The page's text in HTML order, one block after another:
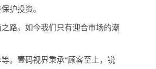
护投资。
路。如今我们只有迎合市场的潮
。壹码视界秉承“顾客至上，锐